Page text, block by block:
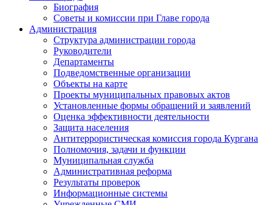
Биография
Советы и комиссии при Главе города
Администрация
Структура администрации города
Руководители
Департаменты
Подведомственные организации
Объекты на карте
Проекты муниципальных правовых актов
Установленные формы обращений и заявлений
Оценка эффективности деятельности
Защита населения
Антитеррористическая комиссия города Кургана
Полномочия, задачи и функции
Муниципальная служба
Административная реформа
Результаты проверок
Информационные системы